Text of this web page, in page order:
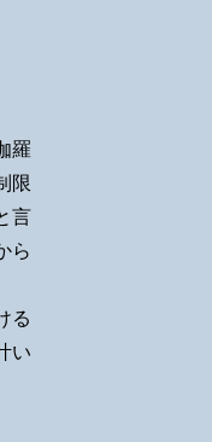
羅
限
言
ら
る
い